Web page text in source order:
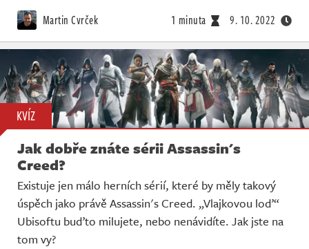
Martin Cvrček 1 minuta 9. 10. 2022
KVÍZ
Jak dobře znáte sérii Assassin's
Creed?
Existuje jen málo herních sérií, které by měly takový
úspěch jako právě Assassin's Creed. „Vlajkovou loď“
Ubisoftu buďto milujete, nebo nenávidíte. Jak jste na
tom vy?